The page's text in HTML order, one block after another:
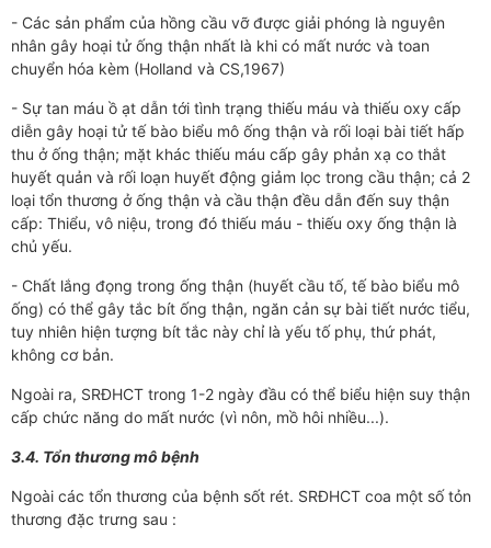
- Các sản phẩm của hồng cầu vỡ được giải phóng là nguyên
nhân gây hoại tử ống thận nhất là khi có mất nước và toan
chuyển hóa kèm (Holland và CS,1967)
- Sự tan máu ồ ạt dẫn tới tình trạng thiếu máu và thiếu oxy cấp
diễn gây hoại tử tế bào biểu mô ống thận và rối loại bài tiết hấp
thu ở ống thận; mặt khác thiếu máu cấp gây phản xạ co thắt
huyết quản và rối loạn huyết động giảm lọc trong cầu thận; cả 2
loại tổn thương ở ống thận và cầu thận đều dẫn đến suy thận
cấp: Thiểu, vô niệu, trong đó thiếu máu - thiếu oxy ống thận là
chủ yếu.
- Chất lắng đọng trong ống thận (huyết cầu tố, tế bào biểu mô
ống) có thể gây tắc bít ống thận, ngăn cản sự bài tiết nước tiểu,
tuy nhiên hiện tượng bít tắc này chỉ là yếu tố phụ, thứ phát,
không cơ bản.
Ngoài ra, SRĐHCT trong 1-2 ngày đầu có thể biểu hiện suy thận
cấp chức năng do mất nước (vì nôn, mồ hôi nhiều...).
3.4. Tổn thương mô bệnh
Ngoài các tổn thương của bệnh sốt rét. SRĐHCT coa một số tỏn
thương đặc trưng sau :